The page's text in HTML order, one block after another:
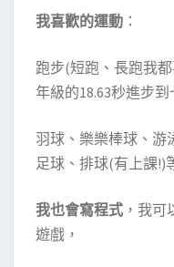
我喜歡的運動 ：
跑步(短跑、長跑我
年級的18.63秒進步到
羽球、樂樂棒球、游
足球、排球(有上課!)
我也會寫程式 ，我
遊戲，